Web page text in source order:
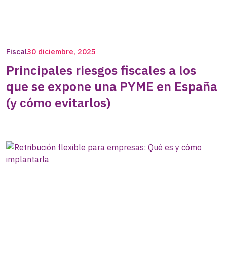
Fiscal30 diciembre, 2025
Principales riesgos fiscales a los
que se expone una PYME en España
(y cómo evitarlos)